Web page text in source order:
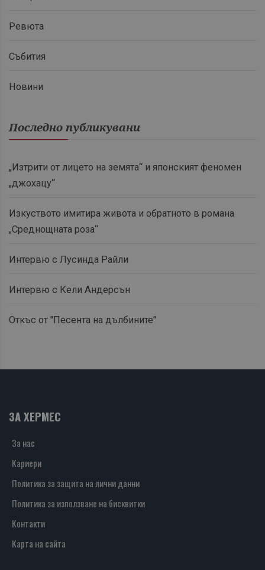
Ревюта
Събития
Новини
Последно публикувани
„Изтрити от лицето на земята“ и японският феномен
„джохацу“
Изкуството имитира живота и обратното в романа
„Среднощната роза“
Интервю с Лусинда Райли
Интервю с Кели Андерсън
Откъс от "Песента на дълбините"
ЗА ХЕРМЕС
За нас
Кариери
Политика за защита на лични данни
Политика за използване на бисквитки
Контакти
Карта на сайта